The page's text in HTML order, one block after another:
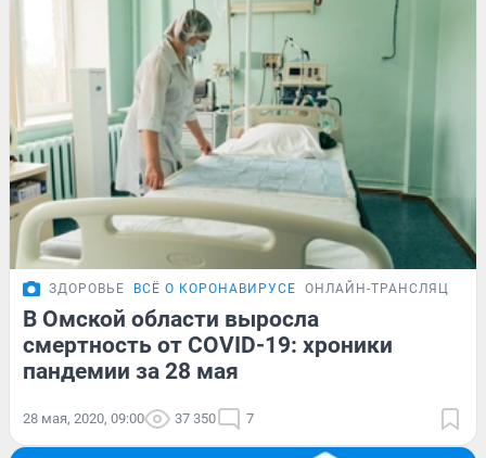
ЗДОРОВЬЕ ВСЁ О КОРОНАВИРУСЕ ОНЛАЙН-ТРАНСЛЯЦИЯ
В Омской области выросла
смертность от COVID-19: хроники
пандемии за 28 мая
28 мая, 2020, 09:00 37 350 7